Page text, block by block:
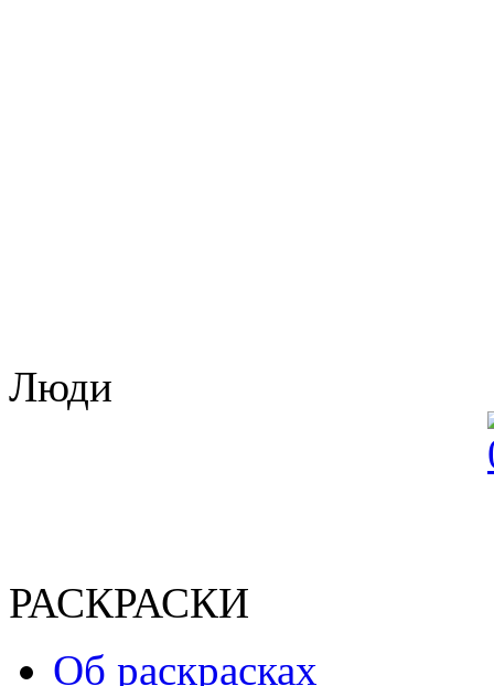
Люди
РАСКРАСКИ
Об раскрасках